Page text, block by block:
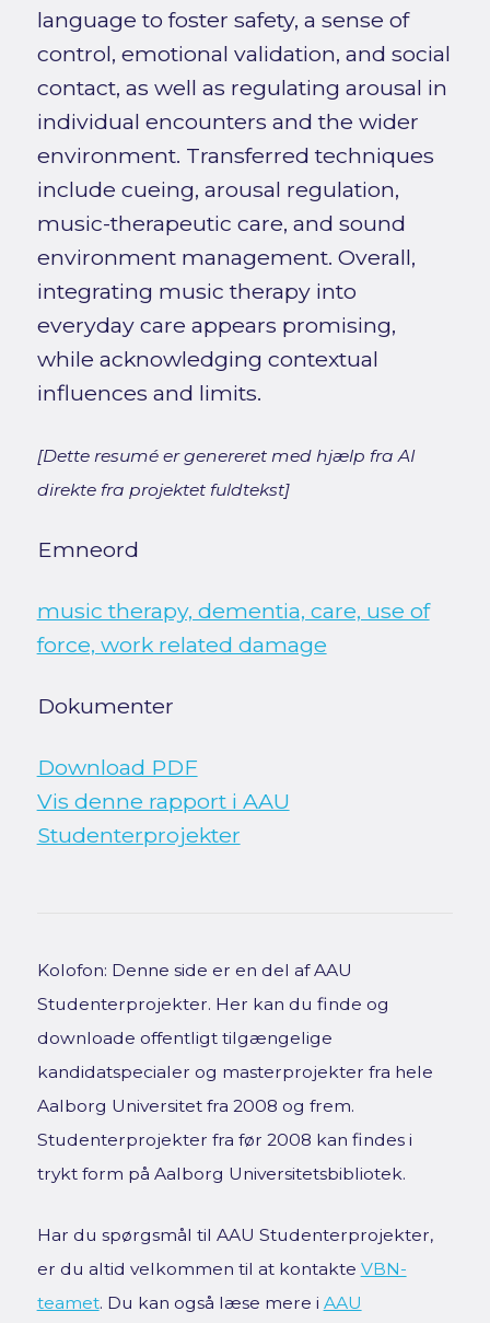
language to foster safety, a sense of
control, emotional validation, and social
contact, as well as regulating arousal in
individual encounters and the wider
environment. Transferred techniques
include cueing, arousal regulation,
music-therapeutic care, and sound
environment management. Overall,
integrating music therapy into
everyday care appears promising,
while acknowledging contextual
influences and limits.
[Dette resumé er genereret med hjælp fra AI
direkte fra projektet fuldtekst]
Emneord
music therapy, dementia, care, use of
force, work related damage
Dokumenter
Download PDF
Vis denne rapport i AAU
Studenterprojekter
Kolofon: Denne side er en del af AAU
Studenterprojekter. Her kan du finde og
downloade offentligt tilgængelige
kandidatspecialer og masterprojekter fra hele
Aalborg Universitet fra 2008 og frem.
Studenterprojekter fra før 2008 kan findes i
trykt form på Aalborg Universitetsbibliotek.
Har du spørgsmål til AAU Studenterprojekter,
er du altid velkommen til at kontakte VBN-
teamet. Du kan også læse mere i AAU